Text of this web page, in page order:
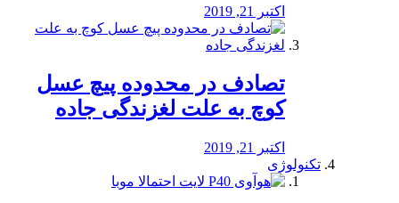
اکتبر 21, 2019
تصادف در محدوده پیچ عسل
کوچ به علت لغزندگی جاده
اکتبر 21, 2019
تکنولوژی